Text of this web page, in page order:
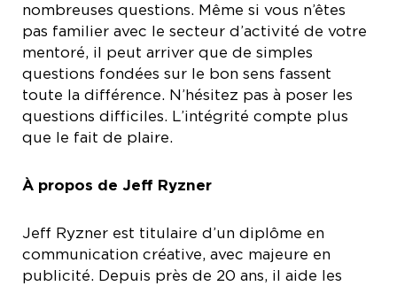
nombreuses questions. Même si vous n’êtes
pas familier avec le secteur d’activité de votre
mentoré, il peut arriver que de simples
questions fondées sur le bon sens fassent
toute la différence. N’hésitez pas à poser les
questions difficiles. L’intégrité compte plus
que le fait de plaire.
À propos de Jeff Ryzner
Jeff Ryzner est titulaire d’un diplôme en
communication créative, avec majeure en
publicité. Depuis près de 20 ans, il aide les